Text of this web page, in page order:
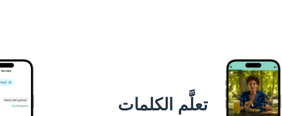
تعلَّم الكلمات